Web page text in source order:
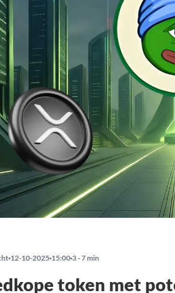
12-10-2025 15:00 3 - 7 min
token met